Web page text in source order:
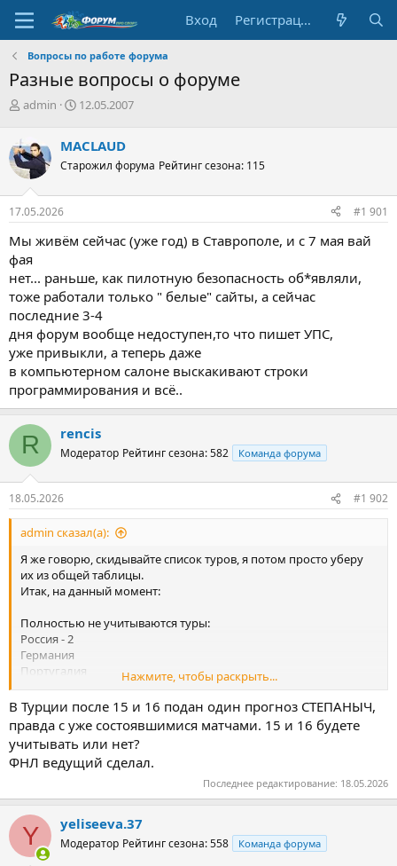
Вход Регистрация
Вопросы по работе форума
Разные вопросы о форуме
А
о
р
т
е
м
admin
Д
а
н
ч
а
12.05.2007
MACLAUD
Старожил форума Рейтинг сезона: 115
17.05.2026 #1 901
Мы живём сейчас (уже год) в Ставрополе, и с 7 мая вай
фая
нет... раньше, как пилотную безопасность об*являли,
тоже работали только " белые" сайты, а сейчас
последние 3-4
дня форум вообще недоступен,то что пишет УПС,
уже привыкли, а теперь даже
в компьютерном салоне выскакивают строки
программирования и всё..
R rencis
Модератор Рейтинг сезона: 582 Команда форума
18.05.2026 #1 902
admin сказал(а):
Я же говорю, скидывайте список туров, я потом просто уберу
их из общей таблицы.
Итак, на данный момент:
Полностью не учитываются туры:
Россия - 2
Германия
Португалия
Украина
Не учитываются матчи 15 и 16 мая:
Казахстан
Испания - 2
Англия
Дополняйте список.
Нажмите, чтобы раскрыть...
В Турции после 15 и 16 подан один прогноз СТЕПАНЫЧ,
правда с уже состоявшимися матчами. 15 и 16 будете
учитывать или нет?
ФНЛ ведущий сделал.
Последнее редактирование: 18.05.2026
Y yeliseeva.37
Модератор Рейтинг сезона: 558 Команда форума